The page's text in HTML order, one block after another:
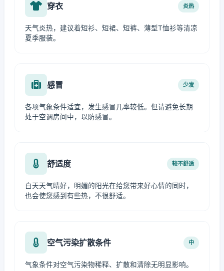
穿衣 炎热
天气炎热，建议着短衫、短裙、短裤、薄型T恤衫等清凉
夏季服装。
感冒 少发
各项气象条件适宜，发生感冒几率较低。但请避免长期
处于空调房间中，以防感冒。
舒适度 较不舒适
白天天气晴好，明媚的阳光在给您带来好心情的同时，
也会使您感到有些热，不很舒适。
空气污染扩散条件 中
气象条件对空气污染物稀释、扩散和清除无明显影响。